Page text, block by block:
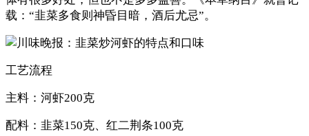
载：“韭菜多食则神昏目暗，酒后尤忌”。
工艺流程
主料：河虾200克
配料：韭菜150克、红二荆条100克